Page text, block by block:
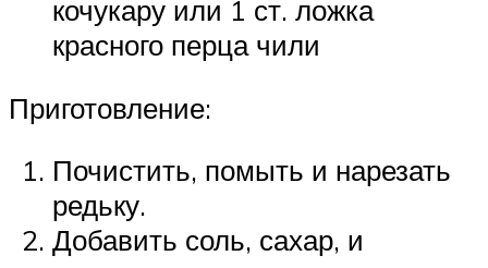
кочукару или 1 ст. ложка
красного перца чили
Приготовление:
Почистить, помыть и нарезать
редьку.
Добавить соль, сахар, и